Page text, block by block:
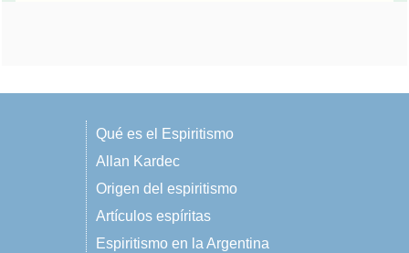
Qué es el Espiritismo
Allan Kardec
Origen del espiritismo
Artículos espíritas
Espiritismo en la Argentina